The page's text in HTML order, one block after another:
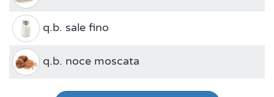
q.b. sale fino
q.b. noce moscata